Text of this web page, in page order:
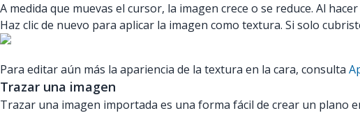
A medida que muevas el cursor, la imagen crece o se reduce. Al
Haz clic de nuevo para aplicar la imagen como textura. Si solo
Para editar aún más la apariencia de la textura en la cara, consulta
Trazar una imagen
Trazar una imagen importada es una forma fácil de crear un plano